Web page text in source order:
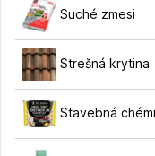
Suché zmesi
Strešná krytina
Stavebná